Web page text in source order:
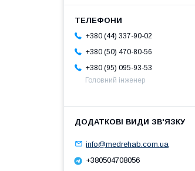
+380 (44) 337-90-02
+380 (50) 470-80-56
+380 (95) 095-93-53
Головний інженер
info@medrehab.com.ua
+380504708056